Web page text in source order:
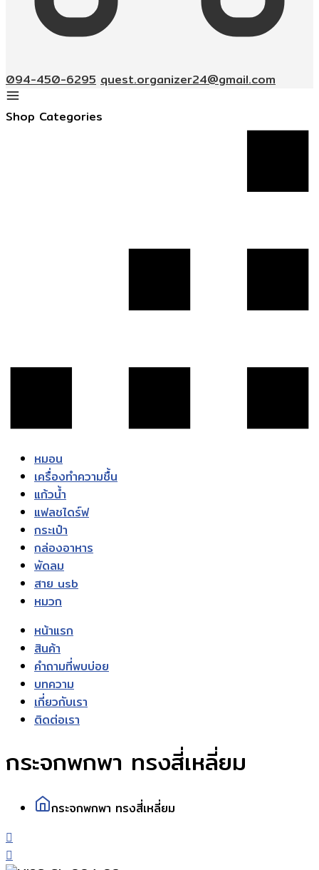
094-450-6295 quest.organizer24@gmail.com
Shop Categories
หมอน
เครื่องทำความชื้น
แก้วน้ำ
แฟลชไดร์ฟ
กระเป๋า
กล่องอาหาร
พัดลม
สาย usb
หมวก
หน้าแรก
สินค้า
คำถามที่พบบ่อย
บทความ
เกี่ยวกับเรา
ติดต่อเรา
กระจกพกพา ทรงสี่เหลี่ยม
กระจกพกพา ทรงสี่เหลี่ยม